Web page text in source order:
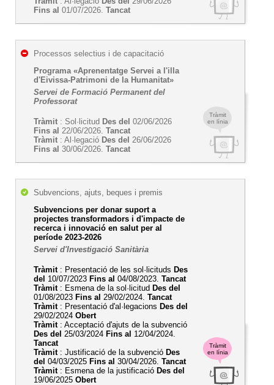
Fins al 01/07/2026. Tancat
Tràmit
en línia
Processos selectius i de capacitació
Programa «Aprenentatge Servei a l'illa
d'Eivissa-Patrimoni de la Humanitat»
Servei de Formació Permanent del
Professorat
Tràmit : Sol·licitud Des del 02/06/2026
Fins al 22/06/2026. Tancat
Tràmit : Al·legació Des del 26/06/2026
Fins al 30/06/2026. Tancat
Tràmit
en línia
Subvencions, ajuts, beques i premis
Subvencions per donar suport a
projectes transformadors i d'impacte de
recerca i innovació en salut per al
període 2023-2026
Servei d'Investigació Sanitària
Tràmit: Presentació de les sol·licituds Des
del 10/07/2023 Fins al 04/08/2023. Tancat
Tràmit: Esmena de la sol·licitud Des del
01/08/2023 Fins al 29/02/2024. Tancat
Tràmit: Presentació d'al·legacions Des del
29/02/2024 Obert
Tràmit: Acceptació d'ajuts de la subvenció
Des del 25/03/2024 Fins al 12/04/2024.
Tancat
Tràmit: Justificació de la subvenció Des
del 04/03/2025 Fins al 30/04/2026. Tancat
Tràmit: Esmena de la justificació Des del
19/06/2025 Obert